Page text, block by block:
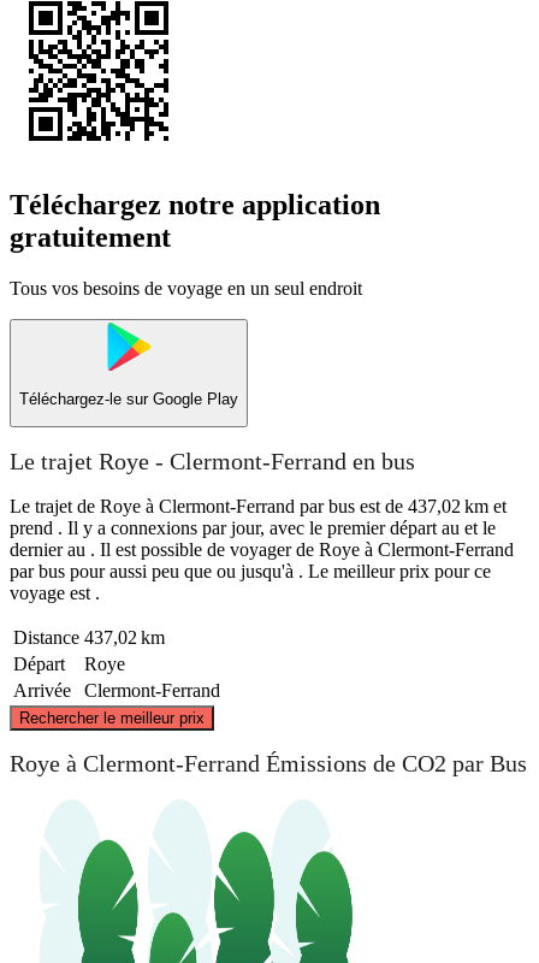
Téléchargez notre application
gratuitement
Tous vos besoins de voyage en un seul endroit
Téléchargez-le sur Google Play
Le trajet Roye - Clermont-Ferrand en bus
Le trajet de Roye à Clermont-Ferrand par bus est de 437,02 km et
prend . Il y a connexions par jour, avec le premier départ au et le
dernier au . Il est possible de voyager de Roye à Clermont-Ferrand
par bus pour aussi peu que ou jusqu'à . Le meilleur prix pour ce
voyage est .
Distance 437,02 km
Départ
Roye
Arrivée
Clermont-Ferrand
Rechercher le meilleur prix
Roye
Roye à Clermont-Ferrand Émissions de CO2 par Bus